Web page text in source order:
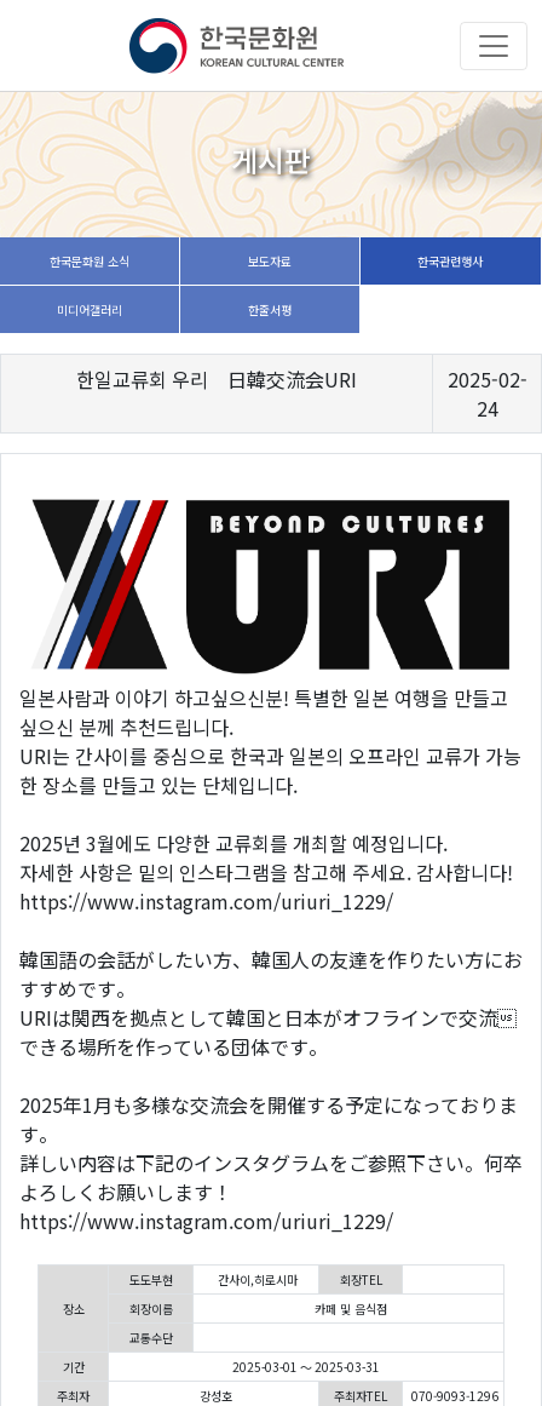
게시판
한국문화원 소식 보도자료 한국관련행사
미디어갤러리 한줄서평
한일교류회 우리 日韓交流会URI
2025-02-
24
일본사람과 이야기 하고싶으신분! 특별한 일본 여행을 만들고
싶으신 분께 추천드립니다.
URI는 간사이를 중심으로 한국과 일본의 오프라인 교류가 가능
한 장소를 만들고 있는 단체입니다.
2025년 3월에도 다양한 교류회를 개최할 예정입니다.
자세한 사항은 밑의 인스타그램을 참고해 주세요. 감사합니다!
https://www.instagram.com/uriuri_1229/
韓国語の会話がしたい方、韓国人の友達を作りたい方にお
すすめです。
URIは関西を拠点として韓国と日本がオフラインで交流
できる場所を作っている団体です。
2025年1月も多様な交流会を開催する予定になっておりま
す。
詳しい内容は下記のインスタグラムをご参照下さい。何卒
よろしくお願いします！
https://www.instagram.com/uriuri_1229/
장소
도도부현 간사이,히로시마
회장TEL
회장이름
카페 및 음식점
교통수단
기간
2025-03-01 ～ 2025-03-31
주최자
강성호 주최자TEL
070-9093-1296